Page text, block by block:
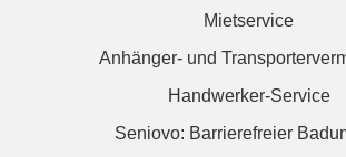
Mietservice
Anhänger- und
Handwerker-Service
Seniovo: Barrierefreier